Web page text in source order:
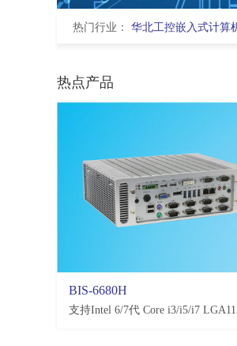
热门行业： 华北工控嵌入式计算
热点产品
BIS-6680H